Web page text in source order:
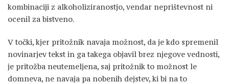
kombinaciji z alkoholiziranostjo, vendar neprištevnost ni
ocenil za bistveno.
V točki, kjer pritožnik navaja možnost, da je kdo spremenil
novinarjev tekst in ga takega objavil brez njegove vednosti,
je pritožba neutemeljena, saj pritožnik to možnost le
domneva, ne navaja pa nobenih dejstev, ki bi na to